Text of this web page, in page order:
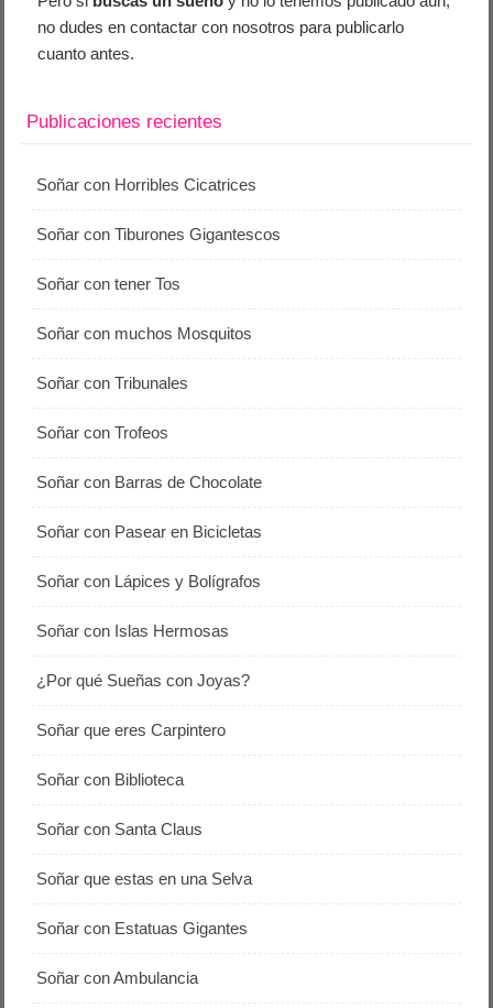
no dudes en contactar con nosotros para publicarlo
cuanto antes.
Publicaciones recientes
Soñar con Horribles Cicatrices
Soñar con Tiburones Gigantescos
Soñar con tener Tos
Soñar con muchos Mosquitos
Soñar con Tribunales
Soñar con Trofeos
Soñar con Barras de Chocolate
Soñar con Pasear en Bicicletas
Soñar con Lápices y Bolígrafos
Soñar con Islas Hermosas
¿Por qué Sueñas con Joyas?
Soñar que eres Carpintero
Soñar con Biblioteca
Soñar con Santa Claus
Soñar que estas en una Selva
Soñar con Estatuas Gigantes
Soñar con Ambulancia